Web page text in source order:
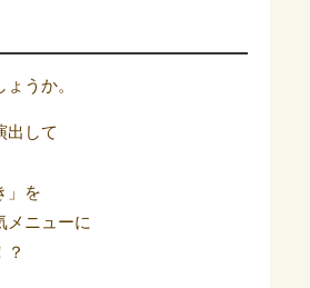
うか。
出して
」を
メニューに
？